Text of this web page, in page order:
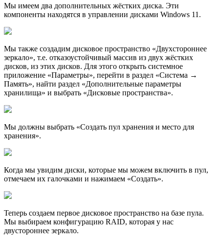
Мы имеем два дополнительных жёстких диска. Эти
компоненты находятся в управлении дисками Windows 11.
Мы также создадим дисковое пространство «Двухстороннее
зеркало», т.е. отказоустойчивый массив из двух жёстких
дисков, из этих дисков. Для этого открыть системное
приложение «Параметры», перейти в раздел «Система →
Память», найти раздел «Дополнительные параметры
хранилища» и выбрать «Дисковые пространства».
Мы должны выбрать «Создать пул хранения и место для
хранения».
Когда мы увидим диски, которые мы можем включить в пул,
отмечаем их галочками и нажимаем «Создать».
Теперь создаем первое дисковое пространство на базе пула.
Мы выбираем конфигурацию RAID, которая у нас
двустороннее зеркало.